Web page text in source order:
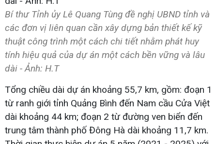
Bí thư Tỉnh ủy Lê Quang Tùng đề nghị UBND tỉnh và
các đơn vị liên quan cần xây dựng bản thiết kế kỹ
thuật công trình một cách chi tiết nhằm phát huy
tính hiệu quả của dự án một cách bền vững và lâu
dài - Ảnh: H.T
Tổng chiều dài dự án khoảng 55,7 km, gồm: đoạn 1
từ ranh giới tỉnh Quảng Bình đến Nam cầu Cửa Việt
dài khoảng 44 km; đoạn 2 từ đường ven biển đến
trung tâm thành phố Đông Hà dài khoảng 11,7 km.